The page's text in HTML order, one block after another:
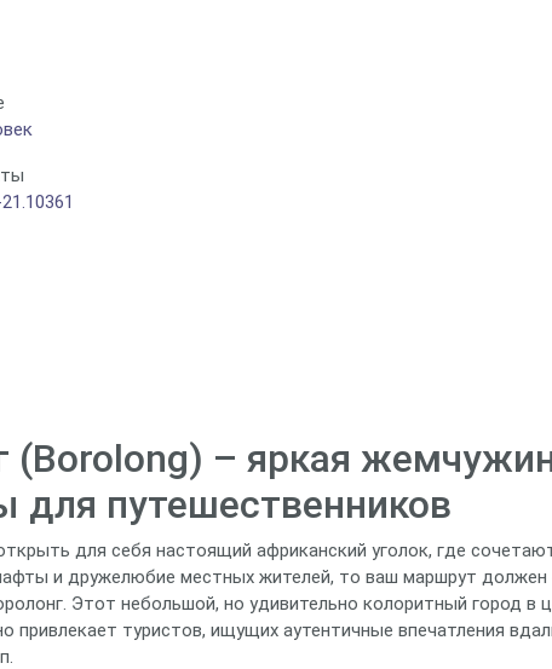
(Borolong) – яркая
для путешественников
для себя настоящий африканский уголок, где
и дружелюбие местных жителей, то ваш маршрут должен
Этот небольшой, но удивительно колоритный город в
привлекает туристов, ищущих аутентичные впечатления